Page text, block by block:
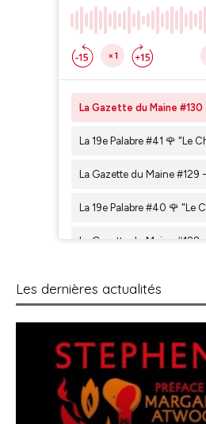
Les dernières actualités